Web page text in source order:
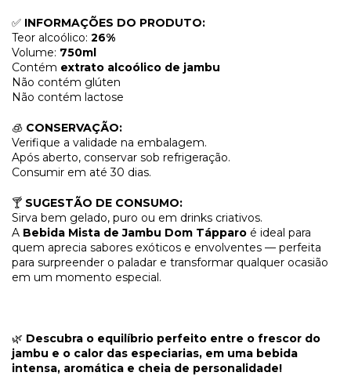
✅ INFORMAÇÕES DO PRODUTO:
Teor alcoólico: 26%
Volume: 750ml
Contém extrato alcoólico de jambu
Não contém glúten
Não contém lactose
🧊 CONSERVAÇÃO:
Verifique a validade na embalagem.
Após aberto, conservar sob refrigeração.
Consumir em até 30 dias.
🍸 SUGESTÃO DE CONSUMO:
Sirva bem gelado, puro ou em drinks criativos.
A Bebida Mista de Jambu Dom Tápparo é ideal para
quem aprecia sabores exóticos e envolventes — perfeita
para surpreender o paladar e transformar qualquer ocasião
em um momento especial.
🌿 Descubra o equilíbrio perfeito entre o frescor do
jambu e o calor das especiarias, em uma bebida
intensa, aromática e cheia de personalidade!